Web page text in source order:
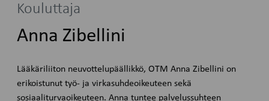
Kouluttaja
Anna Zibellini
Lääkäriliiton neuvottelupäällikkö, OTM Anna Zibellini on
erikoistunut työ- ja virkasuhdeoikeuteen sekä
sosiaaliturvaoikeuteen. Anna tuntee palvelussuhteen